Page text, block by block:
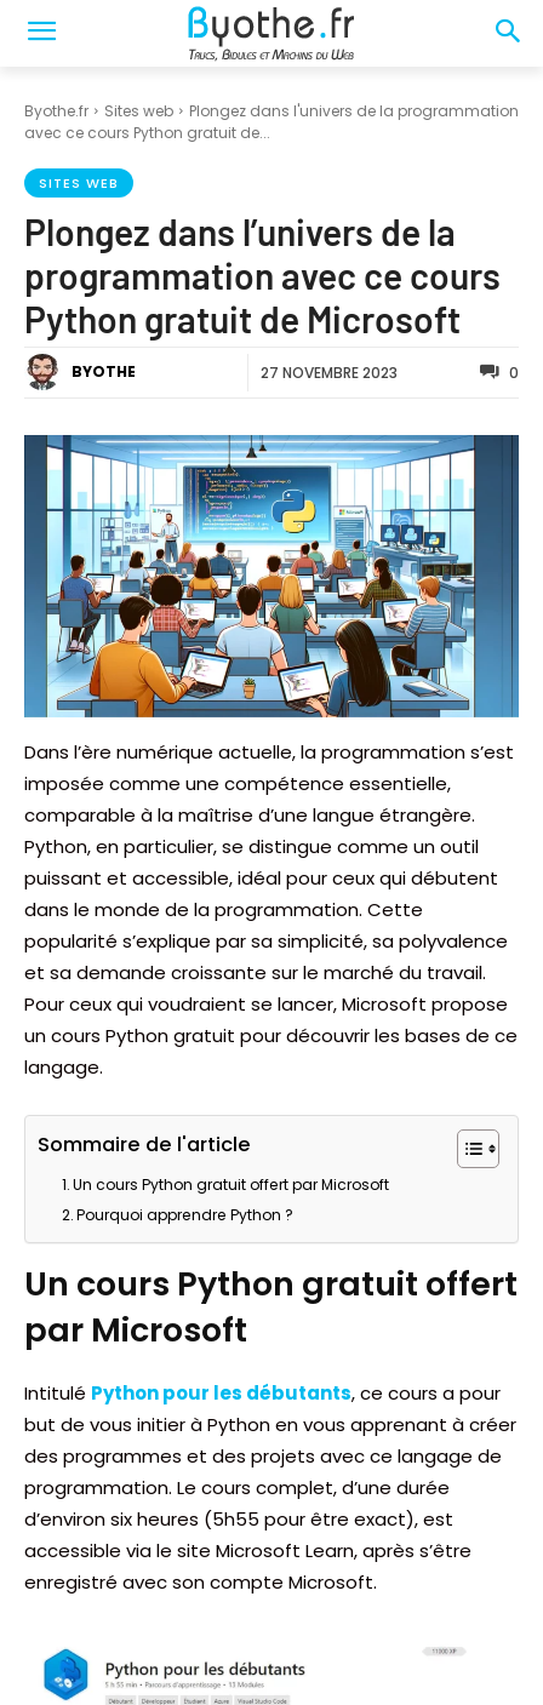
Byothe.fr Sites web
Plongez dans l'univers de la programmation
avec ce cours Python gratuit de...
SITES WEB
Plongez dans l’univers de la
programmation avec ce cours
Python gratuit de Microsoft
BYOTHE 27 NOVEMBRE 2023 0
Dans l’ère numérique actuelle, la programmation s’est
imposée comme une compétence essentielle,
comparable à la maîtrise d’une langue étrangère.
Python, en particulier, se distingue comme un outil
puissant et accessible, idéal pour ceux qui débutent
dans le monde de la programmation. Cette
popularité s’explique par sa simplicité, sa polyvalence
et sa demande croissante sur le marché du travail.
Pour ceux qui voudraient se lancer, Microsoft propose
un cours Python gratuit pour découvrir les bases de ce
langage.
Sommaire de l'article
Un cours Python gratuit offert par Microsoft
Pourquoi apprendre Python ?
Un cours Python gratuit offert
par Microsoft
Intitulé Python pour les débutants, ce cours a pour
but de vous initier à Python en vous apprenant à créer
des programmes et des projets avec ce langage de
programmation. Le cours complet, d’une durée
d’environ six heures (5h55 pour être exact), est
accessible via le site Microsoft Learn, après s’être
enregistré avec son compte Microsoft.